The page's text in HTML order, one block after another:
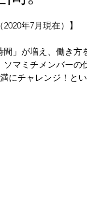
年7月現在）】
」が増え、働き方
ソマミチメンバー
にチャレンジ！と